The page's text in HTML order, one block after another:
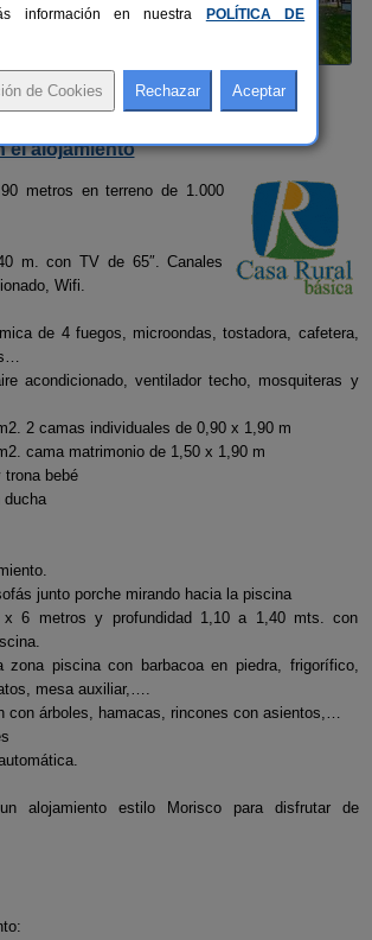
el alojamiento
metros en terreno de 1.000
m. con TV de 65″. Canales
Wifi.
de 4 fuegos, microondas, tostadora, cafetera,
acondicionado, ventilador techo, mosquiteras y
2 camas individuales de 0,90 x 1,90 m
cama matrimonio de 1,50 x 1,90 m
bebé
ducha
junto porche mirando hacia la piscina
6 metros y profundidad 1,10 a 1,40 mts. con
zona piscina con barbacoa en piedra, frigorífico,
mesa auxiliar,….
con árboles, hamacas, rincones con asientos,…
alojamiento estilo Morisco para disfrutar de
información en nuestra
POLÍTICA DE